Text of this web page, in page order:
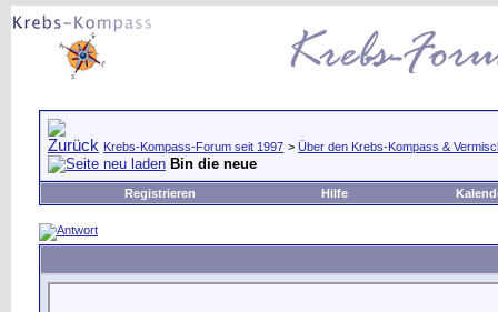
Krebs-Kompass-Forum seit 1997 > Über den Krebs-Kompass &
Bin die neue
Registrieren Hilfe